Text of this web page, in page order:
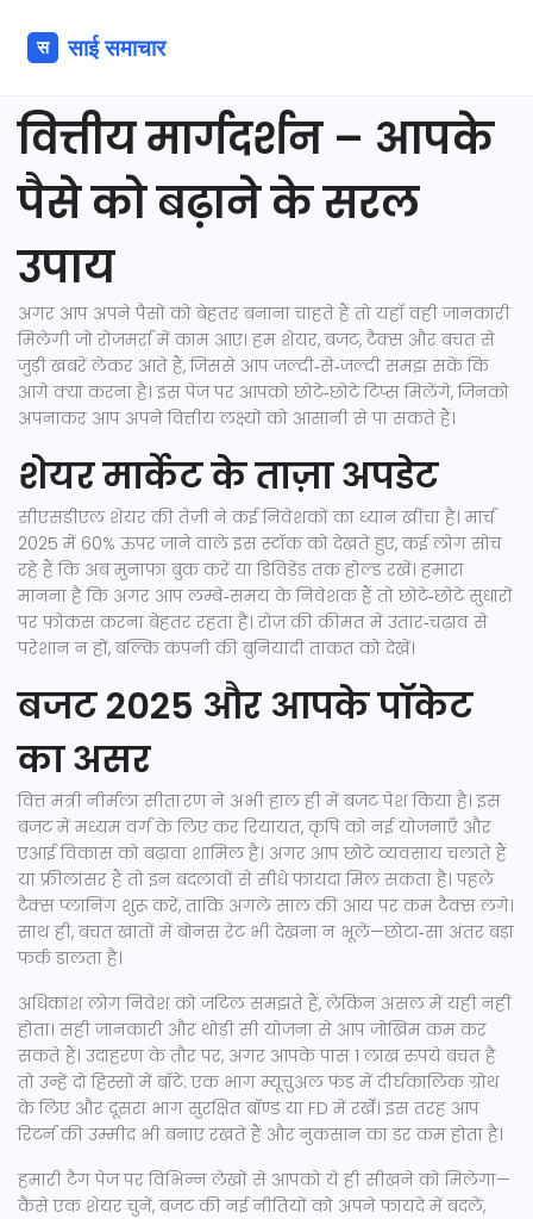
वित्तीय मार्गदर्शन – आपके
पैसे को बढ़ाने के सरल
उपाय
अगर आप अपने पैसों को बेहतर बनाना चाहते हैं तो यहाँ वही जानकारी
मिलेगी जो रोज़मर्रा में काम आए। हम शेयर, बजट, टैक्स और बचत से
जुड़ी खबरें लेकर आते हैं, जिससे आप जल्दी‑से‑जल्दी समझ सकें कि
आगे क्या करना है। इस पेज पर आपको छोटे‑छोटे टिप्स मिलेंगे, जिनको
अपनाकर आप अपने वित्तीय लक्ष्यों को आसानी से पा सकते हैं।
शेयर मार्केट के ताज़ा अपडेट
सीएसडीएल शेयर की तेज़ी ने कई निवेशकों का ध्यान खींचा है। मार्च
2025 में 60% ऊपर जाने वाले इस स्टॉक को देखते हुए, कई लोग सोच
रहे हैं कि अब मुनाफ़ा बुक करें या डिविडेंड तक होल्ड रखें। हमारा
मानना है कि अगर आप लम्बे‑समय के निवेशक हैं तो छोटे‑छोटे सुधारों
पर फोकस करना बेहतर रहता है। रोज़ की कीमत में उतार‑चढ़ाव से
परेशान न हों, बल्कि कंपनी की बुनियादी ताकत को देखें।
बजट 2025 और आपके पॉकेट
का असर
वित्त मंत्री नीर्मला सीता रण ने अभी हाल ही में बजट पेश किया है। इस
बजट में मध्यम वर्ग के लिए कर रियायत, कृषि को नई योजनाएँ और
एआई विकास को बढ़ावा शामिल है। अगर आप छोटे व्यवसाय चलाते हैं
या फ्रीलांसर हैं तो इन बदलावों से सीधे फायदा मिल सकता है। पहले
टैक्स प्लानिंग शुरू करें, ताकि अगले साल की आय पर कम टैक्‍स लगे।
साथ ही, बचत खातों में बोनस रेट भी देखना न भूलें—छोटा‑सा अंतर बड़ा
फर्क डालता है।
अधिकांश लोग निवेश को जटिल समझते हैं, लेकिन असल में यही नहीं
होता। सही जानकारी और थोड़ी सी योजना से आप जोखिम कम कर
सकते हैं। उदाहरण के तौर पर, अगर आपके पास 1 लाख रुपये बचत है
तो उन्हें दो हिस्सों में बाँटें: एक भाग म्यूचुअल फंड में दीर्घकालिक ग्रोथ
के लिए और दूसरा भाग सुरक्षित बॉण्ड या FD में रखेँ। इस तरह आप
रिटर्न की उम्मीद भी बनाए रखते हैं और नुकसान का डर कम होता है।
हमारी टैग पेज पर विभिन्न लेखों से आपको ये ही सीखने को मिलेगा—
कैसे एक शेयर चुनें, बजट की नई नीतियों को अपने फायदे में बदलें,